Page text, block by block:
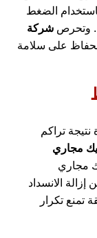
الضغط
وتحرصشركة
على سلامة
تراكم
مجاري
مجاري
الانسداد
تمنع تكرار